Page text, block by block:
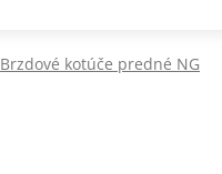
Brzdové kotúče predné NG